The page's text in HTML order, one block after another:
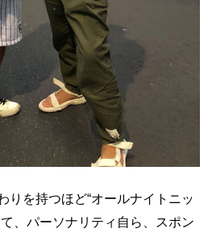
りを持つほど“オールナイトニッ
、パーソナリティ自ら、スポン